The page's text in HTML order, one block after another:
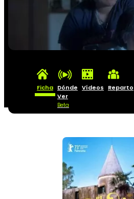
Ficha Dónde
Ver
Beta
Vídeos Reparto